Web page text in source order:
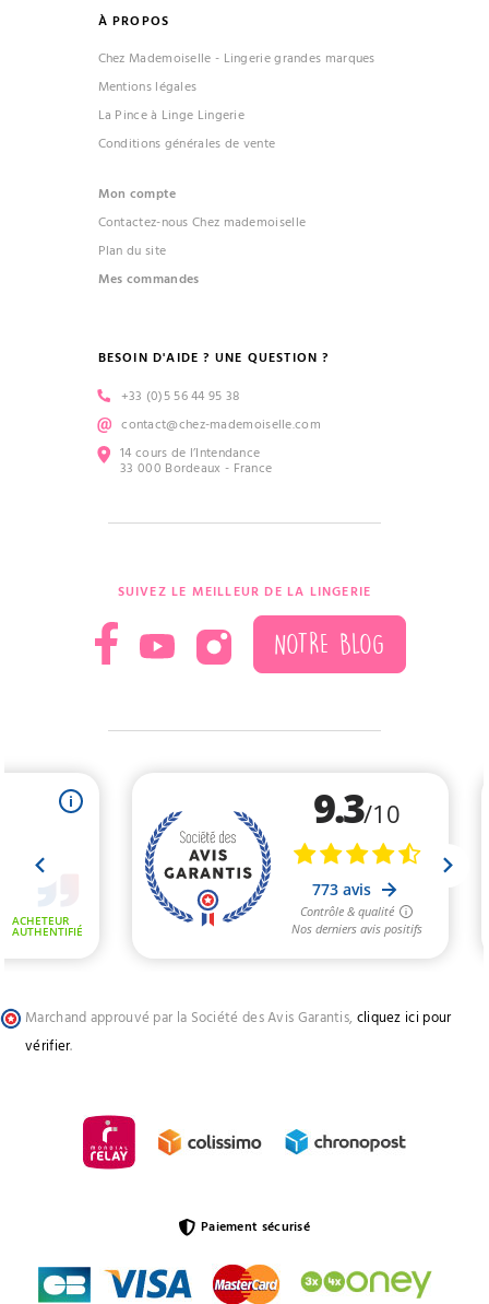
À PROPOS
Chez Mademoiselle - Lingerie grandes marques
Mentions légales
La Pince à Linge Lingerie
Conditions générales de vente
Mon compte
Contactez-nous Chez mademoiselle
Plan du site
Mes commandes
BESOIN D'AIDE ? UNE QUESTION ?
+33 (0)5 56 44 95 38
contact@chez-mademoiselle.com
14 cours de l’Intendance
33 000 Bordeaux - France
SUIVEZ LE MEILLEUR DE LA LINGERIE
NOTRE BLOG
Marchand approuvé par la Société des Avis Garantis, cliquez ici pour
vérifier.
Paiement sécurisé